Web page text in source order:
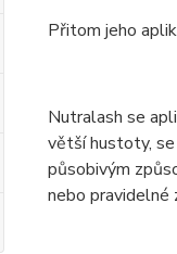
Přitom jeho
Nutralash se
větší hustoty,
působivým
nebo pravidelné